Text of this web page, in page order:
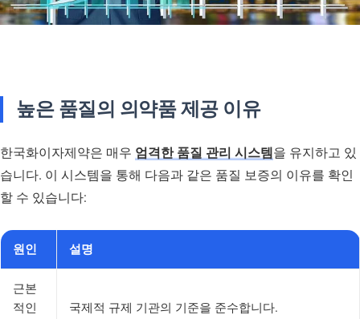
높은 품질의 의약품 제공 이유
한국화이자제약은 매우 엄격한 품질 관리 시스템 을 유지하고 있
습니다. 이 시스템을 통해 다음과 같은 품질 보증의 이유를 확인
할 수 있습니다:
원인 설명
근본
적인
국제적 규제 기관의 기준을 준수합니다.